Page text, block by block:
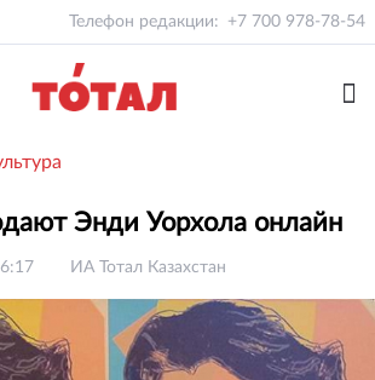
Телефон редакции: +7 700 978-78-54
Энди Уорхола онлайн
ИА Тотал Казахстан